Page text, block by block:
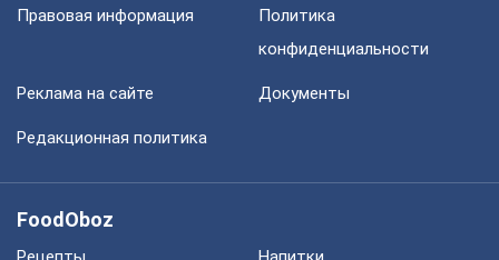
Правовая информация
Политика
конфиденциальности
Реклама на сайте Документы
Редакционная политика
FoodOboz